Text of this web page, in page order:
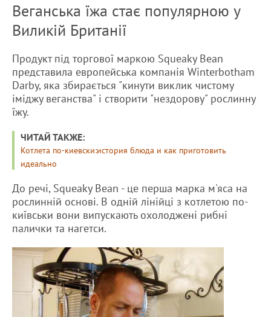
Веганська їжа стає популярною у
Виликій Британії
Продукт під торгової маркою Squeaky Bean
представила европейська компанія Winterbotham
Darby, яка збирається "кинути виклик чистому
іміджу веганства" і створити "нездорову" рослинну
їжу.
ЧИТАЙ ТАКЖЕ:
Котлета по-киевски:история блюда и как приготовить
идеально
До речі, Squeaky Bean - це перша марка м'яса на
рослинній основі. В одній лінійці з котлетою по-
київськи вони випускають охолоджені рибні
палички та нагетси.